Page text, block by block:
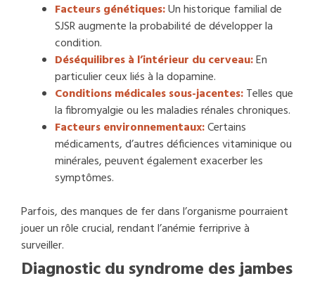
Facteurs génétiques:Un historique familial de
SJSR augmente la probabilité de développer la
condition.
Déséquilibres à l’intérieur du cerveau:En
particulier ceux liés à la dopamine.
Conditions médicales sous-jacentes:Telles que
la fibromyalgie ou les maladies rénales chroniques.
Facteurs environnementaux:Certains
médicaments, d’autres déficiences vitaminique ou
minérales, peuvent également exacerber les
symptômes.
Parfois, des manques de fer dans l’organisme pourraient
jouer un rôle crucial, rendant l’anémie ferriprive à
surveiller.
Diagnostic du syndrome des jambes